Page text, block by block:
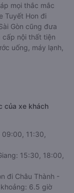
mọi thắc mắc
Tuyết Hon đi
Gòn cũng đưa
cấp nội thất tiện
uống, máy lạnh,
của xe khách
11:30,
15:30, 18:00,
đi Châu Thành -
khoảng: 6.5 giờ